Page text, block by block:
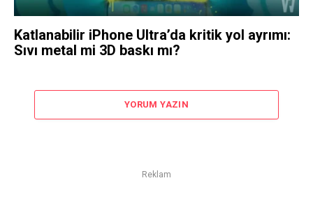
Katlanabilir iPhone Ultra’da kritik yol ayrımı:
Sıvı metal mi 3D baskı mı?
YORUM YAZIN
Reklam